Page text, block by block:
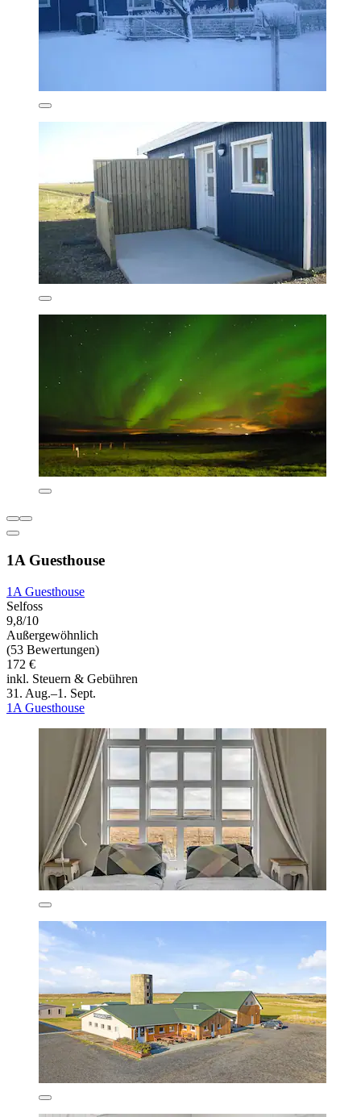
1A Guesthouse
1A Guesthouse
Selfoss
9,8/10
Außergewöhnlich
(53 Bewertungen)
172 €
inkl. Steuern & Gebühren
31. Aug.–1. Sept.
1A Guesthouse